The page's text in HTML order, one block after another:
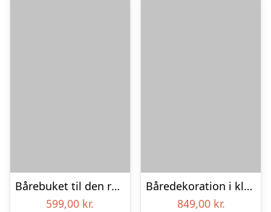
Bårebuket til den rolige afsked med bånd
599,00 kr.
Båredekoration i klassisk stil – creme
849,00 kr.